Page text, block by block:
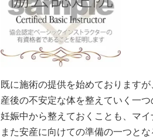
既に施術の提供を始めております
産後の不安定な体を整えていく一つ
妊娠中から整えておくことも、マ
また安産に向けての準備の一つと